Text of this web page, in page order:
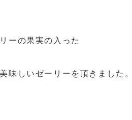
ーの果実の入った
味しいゼーリーを頂きました